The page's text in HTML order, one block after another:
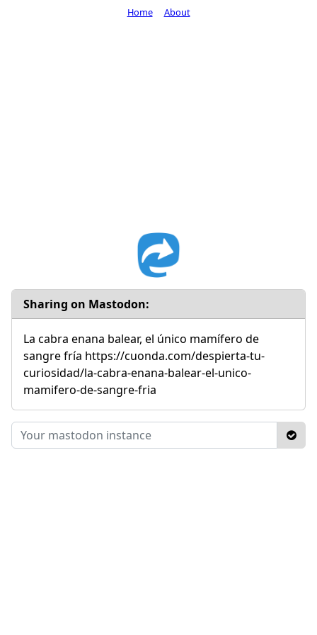
Sharing on Mastodon:
La cabra enana balear, el único mamífero de
sangre fría https://cuonda.com/despierta-tu-
curiosidad/la-cabra-enana-balear-el-unico-
mamifero-de-sangre-fria
Home About